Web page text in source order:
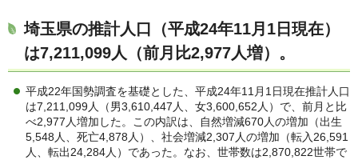
埼玉県の推計人口（平成24年11月1日現在）
は7,211,099人（前月比2,977人増）。
平成22年国勢調査を基礎とした、平成24年11月1日現在推計人口
は7,211,099人（男3,610,447人、女3,600,652人）で、前月と比
べ2,977人増加した。この内訳は、自然増減670人の増加（出生
5,548人、死亡4,878人）、社会増減2,307人の増加（転入26,591
人、転出24,284人）であった。なお、世帯数は2,870,822世帯で